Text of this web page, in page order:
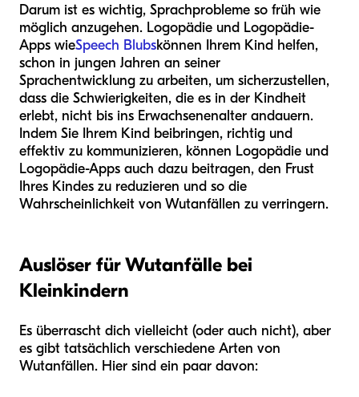
Darum ist es wichtig, Sprachprobleme so früh wie
möglich anzugehen. Logopädie und Logopädie-
Apps wieSpeech Blubskönnen Ihrem Kind helfen,
schon in jungen Jahren an seiner
Sprachentwicklung zu arbeiten, um sicherzustellen,
dass die Schwierigkeiten, die es in der Kindheit
erlebt, nicht bis ins Erwachsenenalter andauern.
Indem Sie Ihrem Kind beibringen, richtig und
effektiv zu kommunizieren, können Logopädie und
Logopädie-Apps auch dazu beitragen, den Frust
Ihres Kindes zu reduzieren und so die
Wahrscheinlichkeit von Wutanfällen zu verringern.
Auslöser für Wutanfälle bei
Kleinkindern
Es überrascht dich vielleicht (oder auch nicht), aber
es gibt tatsächlich verschiedene Arten von
Wutanfällen. Hier sind ein paar davon: